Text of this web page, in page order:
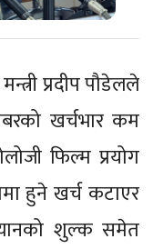
प्रदीप पौडेलले
खर्चभार कम
फिल्म प्रयोग
हुने खर्च कटाएर
शुल्क समेत